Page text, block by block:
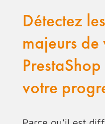
Détectez
majeurs
votre